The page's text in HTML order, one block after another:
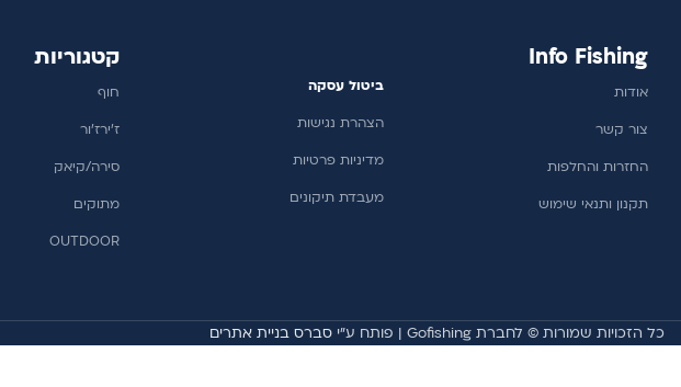
Info Fishing
אודות
צור קשר
החזרות והחלפות
תקנון ותנאי שימוש
ביטול עסקה
הצהרת נגישות
מדיניות פרטיות
מעבדת תיקונים
קטגוריות
חוף
ז'ירז'ור
סירה/קיאק
מתוקים
OUTDOOR
כל הזכויות שמורות © לחברת Gofishing | פותח ע״י סברס בניית אתרים